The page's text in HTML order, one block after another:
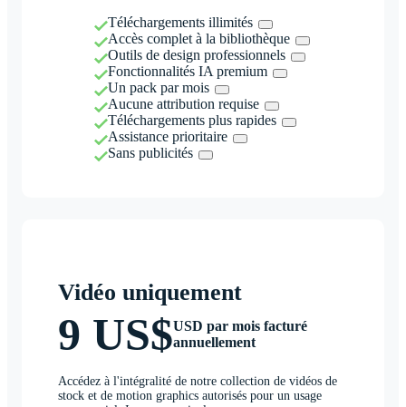
Téléchargements illimités
Accès complet à la bibliothèque
Outils de design professionnels
Fonctionnalités IA premium
Un pack par mois
Aucune attribution requise
Téléchargements plus rapides
Assistance prioritaire
Sans publicités
Vidéo uniquement
9 US$USD par mois facturé
annuellement
Accédez à l'intégralité de notre collection de vidéos de
stock et de motion graphics autorisés pour un usage